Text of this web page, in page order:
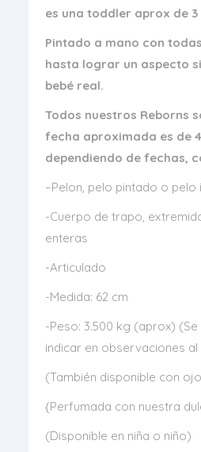
es una toddler aprox de 3
Pintado a mano con
hasta lograr un aspecto
bebé real.
Todos nuestros Reborns
fecha aproximada es de
dependiendo de fechas,
–Pelon, pelo pintado o
-Cuerpo de trapo,
enteras
-Articulado
-Medida: 62 cm
-Peso: 3.500 kg (aprox)
indicar en observaciones
(También disponible con
{Perfumada con nuestra
(Disponible en niña o niño)